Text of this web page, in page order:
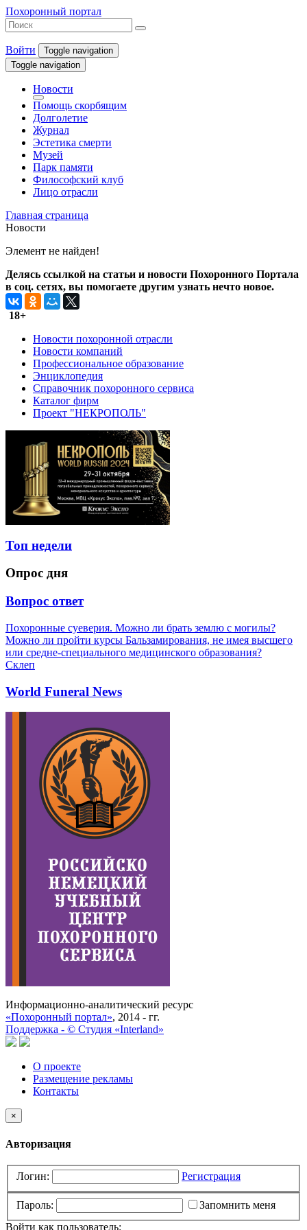
Похоронный портал
Войти
Toggle navigation
Toggle navigation
Новости
Помощь скорбящим
Долголетие
Журнал
Эстетика смерти
Музей
Парк памяти
Философский клуб
Лицо отрасли
Главная страница
Новости
Элемент не найден!
Делясь ссылкой на статьи и новости Похоронного Портала
в соц. сетях, вы помогаете другим узнать нечто новое.
18+
Новости похоронной отрасли
Новости компаний
Профессиональное образование
Энциклопедия
Справочник похоронного сервиса
Каталог фирм
Проект "НЕКРОПОЛЬ"
Топ недели
Опрос дня
Вопрос ответ
Похоронные суеверия. Можно ли брать землю с могилы?
Можно ли пройти курсы Бальзамирования, не имея высшего
или средне-специального медицинского образования?
Склеп
World Funeral News
Информационно-аналитический ресурс
«Похоронный портал», 2014 - гг.
Поддержка - © Cтудия «Interland»
О проекте
Размещение рекламы
Контакты
×
Авторизация
Логин: Регистрация
Пароль:
Запомнить меня
Войти как пользователь: